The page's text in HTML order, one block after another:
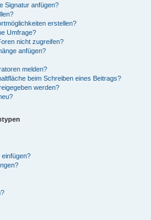
Signatur anfügen?
erstellen?
Umfrage?
nicht zugreifen?
anfügen?
melden?
beim Schreiben eines Beitrags?
werden?
einfügen?